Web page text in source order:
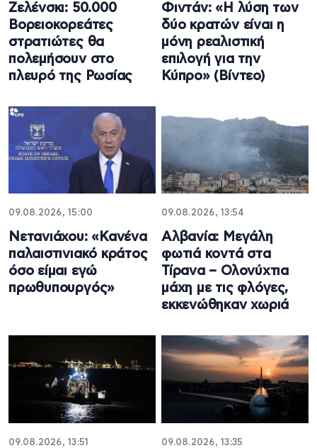
Ζελένσκι: 50.000
Βορειοκορεάτες
στρατιώτες θα
πολεμήσουν στο
πλευρό της Ρωσίας
Φιντάν: «Η λύση των
δύο κρατών είναι η
μόνη ρεαλιστική
επιλογή για την
Κύπρο» (Βίντεο)
09.08.2026, 15:00
Νετανιάχου: «Κανένα
παλαιστινιακό κράτος
όσο είμαι εγώ
πρωθυπουργός»
09.08.2026, 13:54
Αλβανία: Μεγάλη
φωτιά κοντά στα
Τίρανα – Ολονύχτια
μάχη με τις φλόγες,
εκκενώθηκαν χωριά
09.08.2026, 13:51 09.08.2026, 13:35